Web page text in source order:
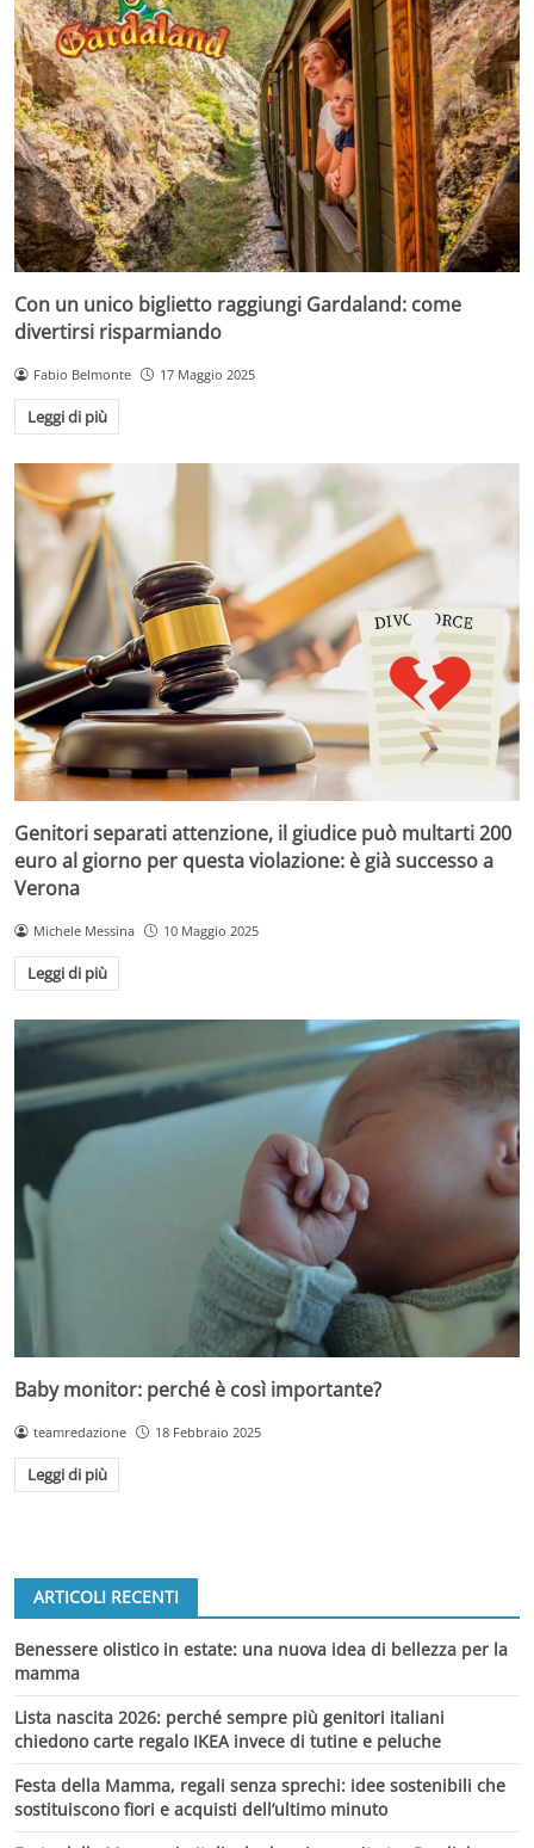
Con un unico biglietto raggiungi Gardaland: come
divertirsi risparmiando
Fabio Belmonte 17 Maggio 2025
Leggi di più
Genitori separati attenzione, il giudice può multarti 200
euro al giorno per questa violazione: è già successo a
Verona
Michele Messina 10 Maggio 2025
Leggi di più
Baby monitor: perché è così importante?
teamredazione 18 Febbraio 2025
Leggi di più
ARTICOLI RECENTI
Benessere olistico in estate: una nuova idea di bellezza per la
mamma
Lista nascita 2026: perché sempre più genitori italiani
chiedono carte regalo IKEA invece di tutine e peluche
Festa della Mamma, regali senza sprechi: idee sostenibili che
sostituiscono fiori e acquisti dell’ultimo minuto